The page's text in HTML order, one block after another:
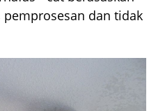
dan tidak